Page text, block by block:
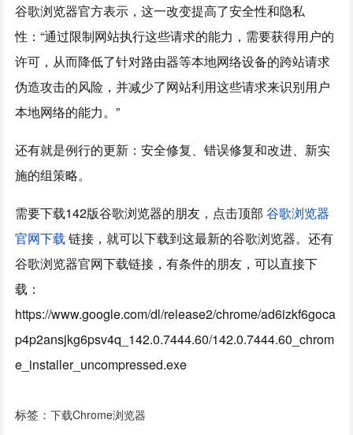
谷歌浏览器官方表示，这一改变提高了安全性和隐私
性：“通过限制网站执行这些请求的能力，需要获得用户的
许可，从而降低了针对路由器等本地网络设备的跨站请求
伪造攻击的风险，并减少了网站利用这些请求来识别用户
本地网络的能力。”
还有就是例行的更新：安全修复、错误修复和改进、新实
施的组策略。
需要下载142版谷歌浏览器的朋友，点击顶部谷歌浏览器
官网下载链接，就可以下载到这最新的谷歌浏览器。还有
谷歌浏览器官网下载链接，有条件的朋友，可以直接下
载：
https://www.google.com/dl/release2/chrome/ad6izkf6goca
p4p2ansjkg6psv4q_142.0.7444.60/142.0.7444.60_chrom
e_installer_uncompressed.exe
标签：下载Chrome浏览器